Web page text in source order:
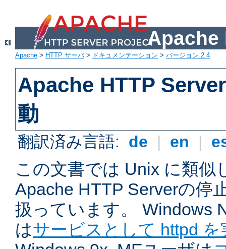
Apache
Apache > HTTP サーバ> ドキュメンテーション > バージョン 2.4
Apache HTTP
動
翻訳済み言語: de | en |
この文書では Unix に類似
Apache HTTP Serverの停
扱っています。 Windows
はサービスとして httpd を